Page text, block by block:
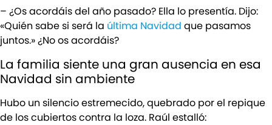
– ¿Os acordáis del año pasado? Ella lo presentía. Dijo:
«Quién sabe si será la última Navidad que pasamos
juntos.» ¿No os acordáis?
La familia siente una gran ausencia en esa
Navidad sin ambiente
Hubo un silencio estremecido, quebrado por el repique
de los cubiertos contra la loza. Raúl estalló: